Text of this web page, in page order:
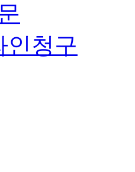
인청구